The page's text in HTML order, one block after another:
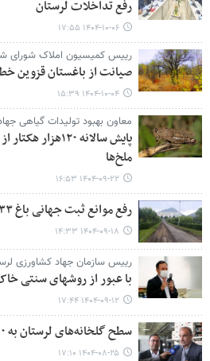
رفع تداخلات لرستان
۱۴۰۴-۱۰-۰۶ ۱۷:۵۵
رییس کمیسیون املاک شورای
صیانت از باغستان قزوین
۱۴۰۴-۱۰-۰۴ ۱۵:۳۹
معاون بهبود تولیدات گیاهی
پایش سالانه
ملخ‌ها
۱۴۰۴-۰۹-۲۲ ۱۶:۵۳
رفع موانع ثبت جهانی باغ ۳۳ هکتاری رامسر کلید خورد
۱۴۰۴-۰۹-۱۸ ۱۴:۳۳
رییس سازمان جهاد کشاورزی
با عبور از روشهای سنتی
۱۴۰۴-۰۹-۱۲ ۱۷:۴۴
سطح گلخانه‌های لرستان به ۵۰۰ هکتار افزایش پیدا می‌کند
۱۴۰۴-۰۸-۲۵ ۱۷:۱۰